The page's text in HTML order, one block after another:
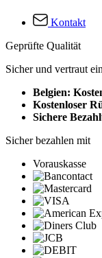
Kontakt
Geprüfte Qualität
Sicher und vertraut
Belgien:
Kostenloser
Sichere
Sicher bezahlen mit
Vorauskasse